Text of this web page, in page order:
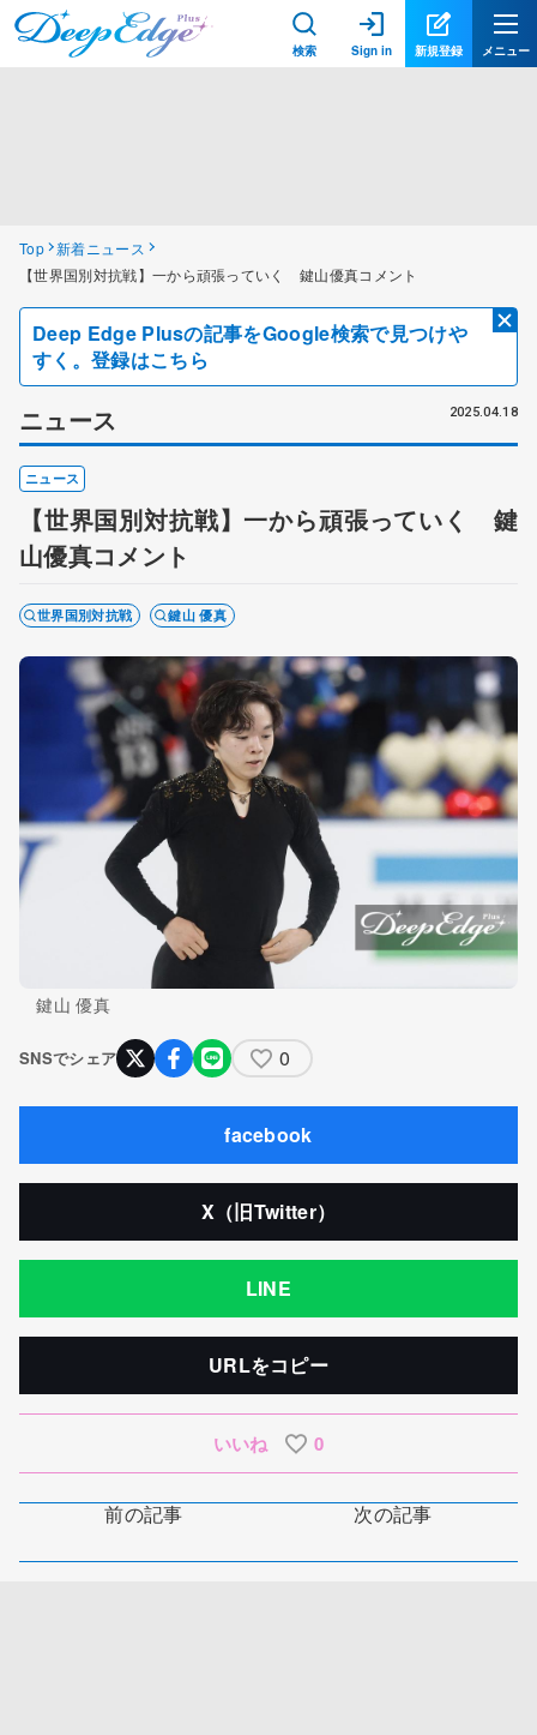
検索 Sign in 新規登録 メニュー
Top 新着ニュース
【世界国別対抗戦】一から頑張っていく 鍵山優真コメント
Deep Edge Plusの記事をGoogle検索で見つけや
すく。登録はこちら
ニュース 2025.04.18
ニュース
【世界国別対抗戦】一から頑張っていく 鍵
山優真コメント
世界国別対抗戦 鍵山 優真
鍵山 優真
SNSでシェア 0
facebook
X（旧Twitter）
LINE
URLをコピー
いいね 0
前の記事 次の記事